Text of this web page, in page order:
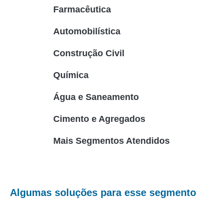
Farmacêutica
Automobilística
Construção Civil
Química
Água e Saneamento
Cimento e Agregados
Mais Segmentos Atendidos
Algumas soluções para esse segmento